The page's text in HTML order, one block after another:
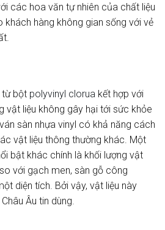
các hoa văn tự nhiên của chất liệu
khách hàng không gian sống với vẻ
từ bột polyvinyl clorua kết hợp với
vật liệu không gây hại tới sức khỏe
sàn nhựa vinyl có khả năng cách
vật liệu thông thường khác. Một
bật khác chính là khối lượng vật
với gạch men, sàn gỗ công
diện tích. Bởi vậy, vật liệu này
Âu tin dùng.